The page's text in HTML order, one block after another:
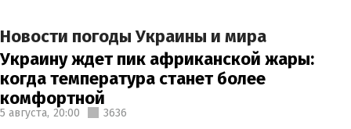
Новости погоды Украины и мира
Украину ждет пик африканской жары:
когда температура станет более
комфортной
5 августа, 20:00 3636